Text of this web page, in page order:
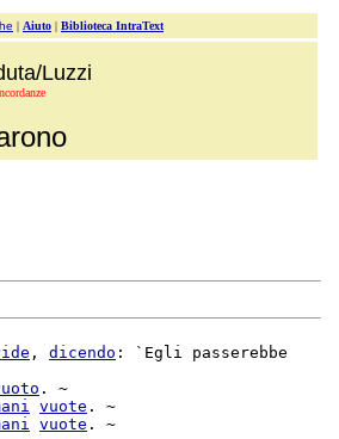
| Aiuto | Biblioteca IntraText
Luzzi
, dicendo : `Egli passerebbe
. ~
vuote . ~
vuote